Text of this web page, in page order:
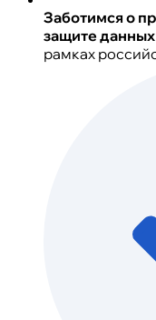
Заботимся о
защите данных
рамках